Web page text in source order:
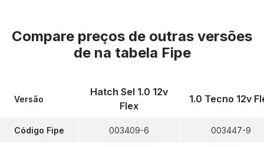
Compare preços de outras versões
de na tabela Fipe
Versão
Código Fipe
Hatch Sel 1.0 12v
Flex
003409-6
1.0 Tecno 12v
003447-9